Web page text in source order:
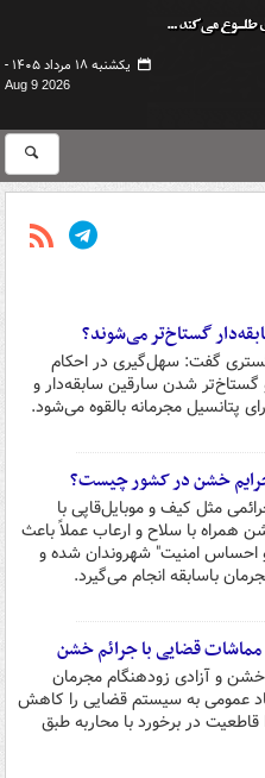
یکشنبه ۱۸ مرداد ۱۴۰۵ -
Aug 9 2026
گستاخ‌تر می‌شوند؟
گفت: سهل‌گیری در احکام
شدن سارقین سابقه‌دار و
پتانسیل مجرمانه بالقوه می‌شود.
خشن در کشور چیست؟
مثل کیف‌ و موبایل‌قاپی با
همراه با سلاح و ارعاب عملاً باعث
امنیت" شهروندان شده و
باسابقه‌ انجام می‌گیرد.
مماشات قضایی با جرائم خشن
و آزادی زودهنگام مجرمان
عمومی به سیستم قضایی را کاهش
در برخورد با محاربه طبق